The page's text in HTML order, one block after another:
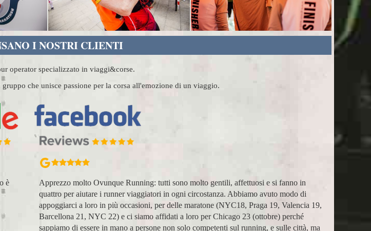
I NOSTRI CLIENTI
operator specializzato in viaggi&corse.
che unisce passione per la corsa all'emozione di un viaggio.
Organizzazione perfetta, accompagnatori super (Massimo e Anna). Prima esperienza con
voi molto positiva! Alla prossima e grazie!
Lara Buranti